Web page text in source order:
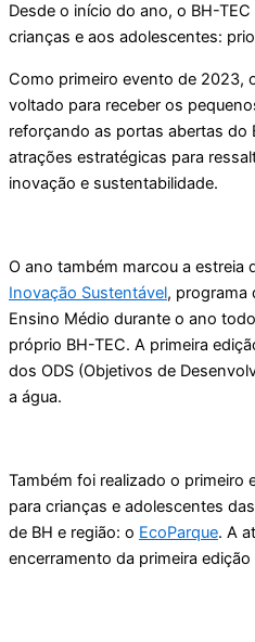
Desde o início do ano, o BH-
crianças e aos adolescentes:
Como primeiro evento de 2023,
voltado para receber os
reforçando as portas abertas do
atrações estratégicas para
inovação e sustentabilidade.
O ano também marcou a estreia
Inovação Sustentável, programa
Ensino Médio durante o ano
próprio BH-TEC. A primeira
dos ODS (Objetivos de
a água.
Também foi realizado o primeiro
para crianças e adolescentes
de BH e região: o EcoParque. A
encerramento da primeira